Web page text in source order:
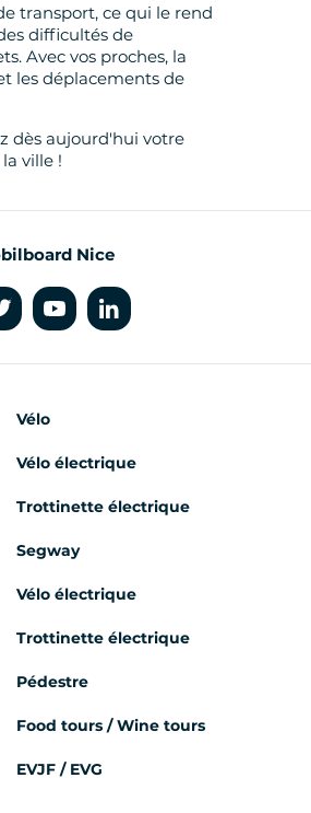
transport, ce qui le rend
difficultés de
Avec vos proches, la
les déplacements de
dès aujourd'hui votre
ville !
Nice
Vélo
Vélo électrique
Trottinette électrique
Segway
Vélo électrique
Trottinette électrique
Pédestre
Food tours / Wine tours
EVJF / EVG